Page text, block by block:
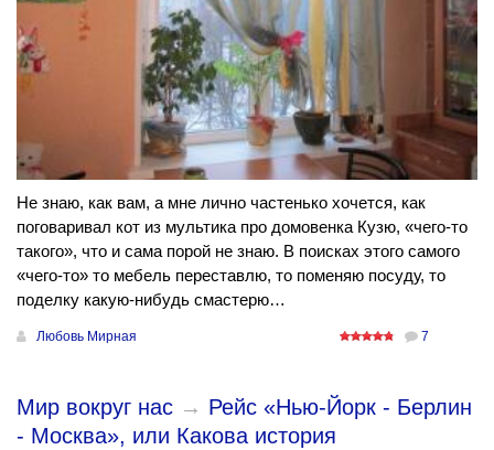
Не знаю, как вам, а мне лично частенько хочется, как
поговаривал кот из мультика про домовенка Кузю, «чего-то
такого», что и сама порой не знаю. В поисках этого самого
«чего-то» то мебель переставлю, то поменяю посуду, то
поделку какую-нибудь смастерю…
Любовь Мирная 7
Мир вокруг нас → Рейс «Нью-Йорк - Берлин
- Москва», или Какова история